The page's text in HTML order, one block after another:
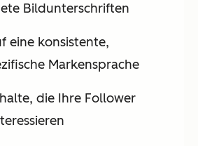
Bildunterschriften
eine konsistente,
Markensprache
die Ihre Follower